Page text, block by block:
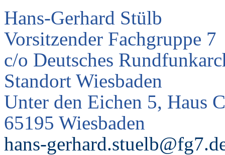
Hans-Gerhard Stülb
Vorsitzender Fachgruppe 7
c/o Deutsches
Standort Wiesbaden
Unter den Eichen 5, Haus C
65195 Wiesbaden
hans-